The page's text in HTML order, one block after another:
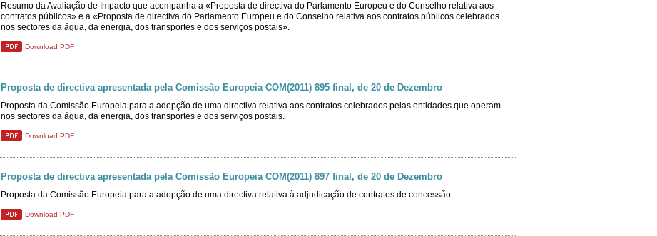
Resumo da Avaliação de Impacto que acompanha a «Proposta de directiva do Parlamento Europeu e do Conselho relativa aos
contratos públicos» e a «Proposta de directiva do Parlamento Europeu e do Conselho relativa aos contratos públicos celebrados
nos sectores da água, da energia, dos transportes e dos serviços postais».
Download PDF
Proposta de directiva apresentada pela Comissão Europeia COM(2011) 895 final, de 20 de Dezembro
Proposta da Comissão Europeia para a adopção de uma directiva relativa aos contratos celebrados pelas entidades que operam
nos sectores da água, da energia, dos transportes e dos serviços postais.
Download PDF
Proposta de directiva apresentada pela Comissão Europeia COM(2011) 897 final, de 20 de Dezembro
Proposta da Comissão Europeia para a adopção de uma directiva relativa à adjudicação de contratos de concessão.
Download PDF